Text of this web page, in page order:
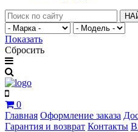
Показать
Сбросить
0
Главная Оформление заказа
Гарантия и возврат Контакты